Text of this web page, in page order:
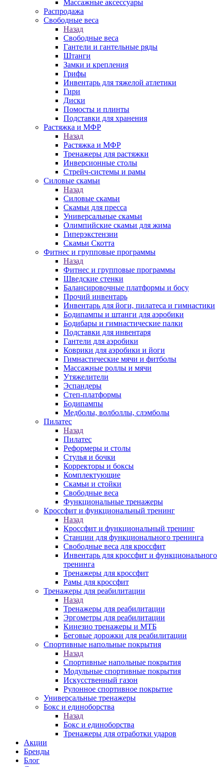
Массажные аксессуары
Распродажа
Свободные веса
Назад
Свободные веса
Гантели и гантельные ряды
Штанги
Замки и крепления
Грифы
Инвентарь для тяжелой атлетики
Гири
Диски
Помосты и плинты
Подставки для хранения
Растяжка и МФР
Назад
Растяжка и МФР
Тренажеры для растяжки
Инверсионные столы
Стрейч-системы и рамы
Силовые скамьи
Назад
Силовые скамьи
Скамьи для пресса
Универсальные скамьи
Олимпийские скамьи для жима
Гиперэкстензии
Скамьи Скотта
Фитнес и групповые программы
Назад
Фитнес и групповые программы
Шведские стенки
Балансировочные платформы и босу
Прочий инвентарь
Инвентарь для йоги, пилатеса и гимнастики
Бодипампы и штанги для аэробики
Бодибары и гимнастические палки
Подставки для инвентаря
Гантели для аэробики
Коврики для аэробики и йоги
Гимнастические мячи и фитболы
Массажные роллы и мячи
Утяжелители
Эспандеры
Степ-платформы
Бодипампы
Медболы, волболлы, слэмболы
Пилатес
Назад
Пилатес
Реформеры и столы
Стулья и бочки
Корректоры и боксы
Комплектующие
Скамьи и стойки
Свободные веса
Функциональные тренажеры
Кроссфит и функциональный тренинг
Назад
Кроссфит и функциональный тренинг
Станции для функционального тренинга
Свободные веса для кроссфит
Инвентарь для кроссфит и функционального
тренинга
Тренажеры для кроссфит
Рамы для кроссфит
Тренажеры для реабилитации
Назад
Тренажеры для реабилитации
Эргометры для реабилитации
Кинезио тренажеры и МТБ
Беговые дорожки для реабилитации
Спортивные напольные покрытия
Назад
Спортивные напольные покрытия
Модульные спортивные покрытия
Искусственный газон
Рулонное спортивное покрытие
Универсальные тренажеры
Бокс и единоборства
Назад
Бокс и единоборства
Тренажеры для отработки ударов
Акции
Бренды
Блог